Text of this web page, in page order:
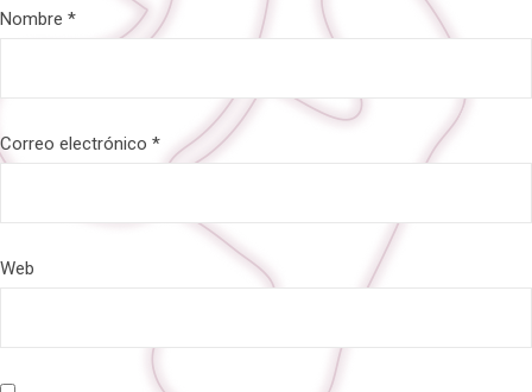
Nombre *
Correo electrónico *
Web